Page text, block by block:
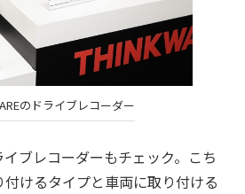
のドライブレコーダー
ブレコーダーもチェック。こち
けるタイプと車両に取り付ける